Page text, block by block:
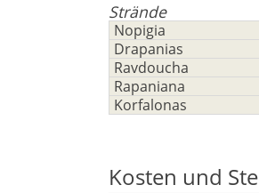
Strände
Nopigia
Drapanias
Ravdoucha
Rapaniana
Korfalonas
Kosten und